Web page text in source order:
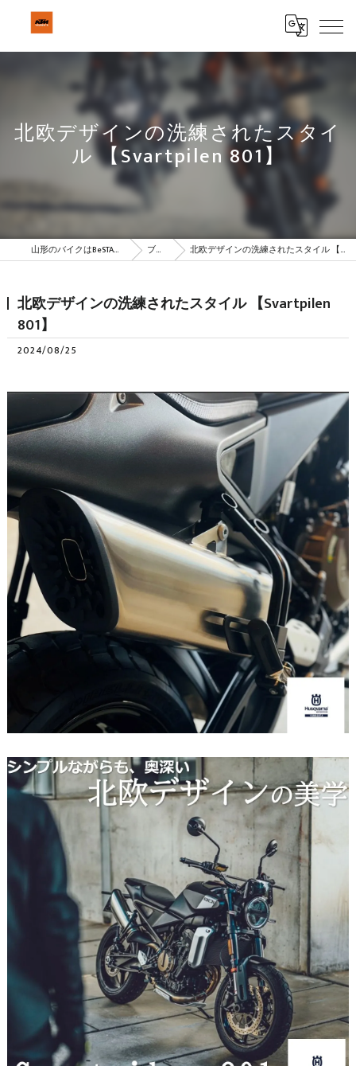
北欧デザインの洗練されたスタイ
ル 【Svartpilen 801】
山形のバイクはBeSTAR株式会社 ブログ 北欧デザインの洗練されたスタイル 【Svartpilen 801】
北欧デザインの洗練されたスタイル 【Svartpilen
801】
2024/08/25